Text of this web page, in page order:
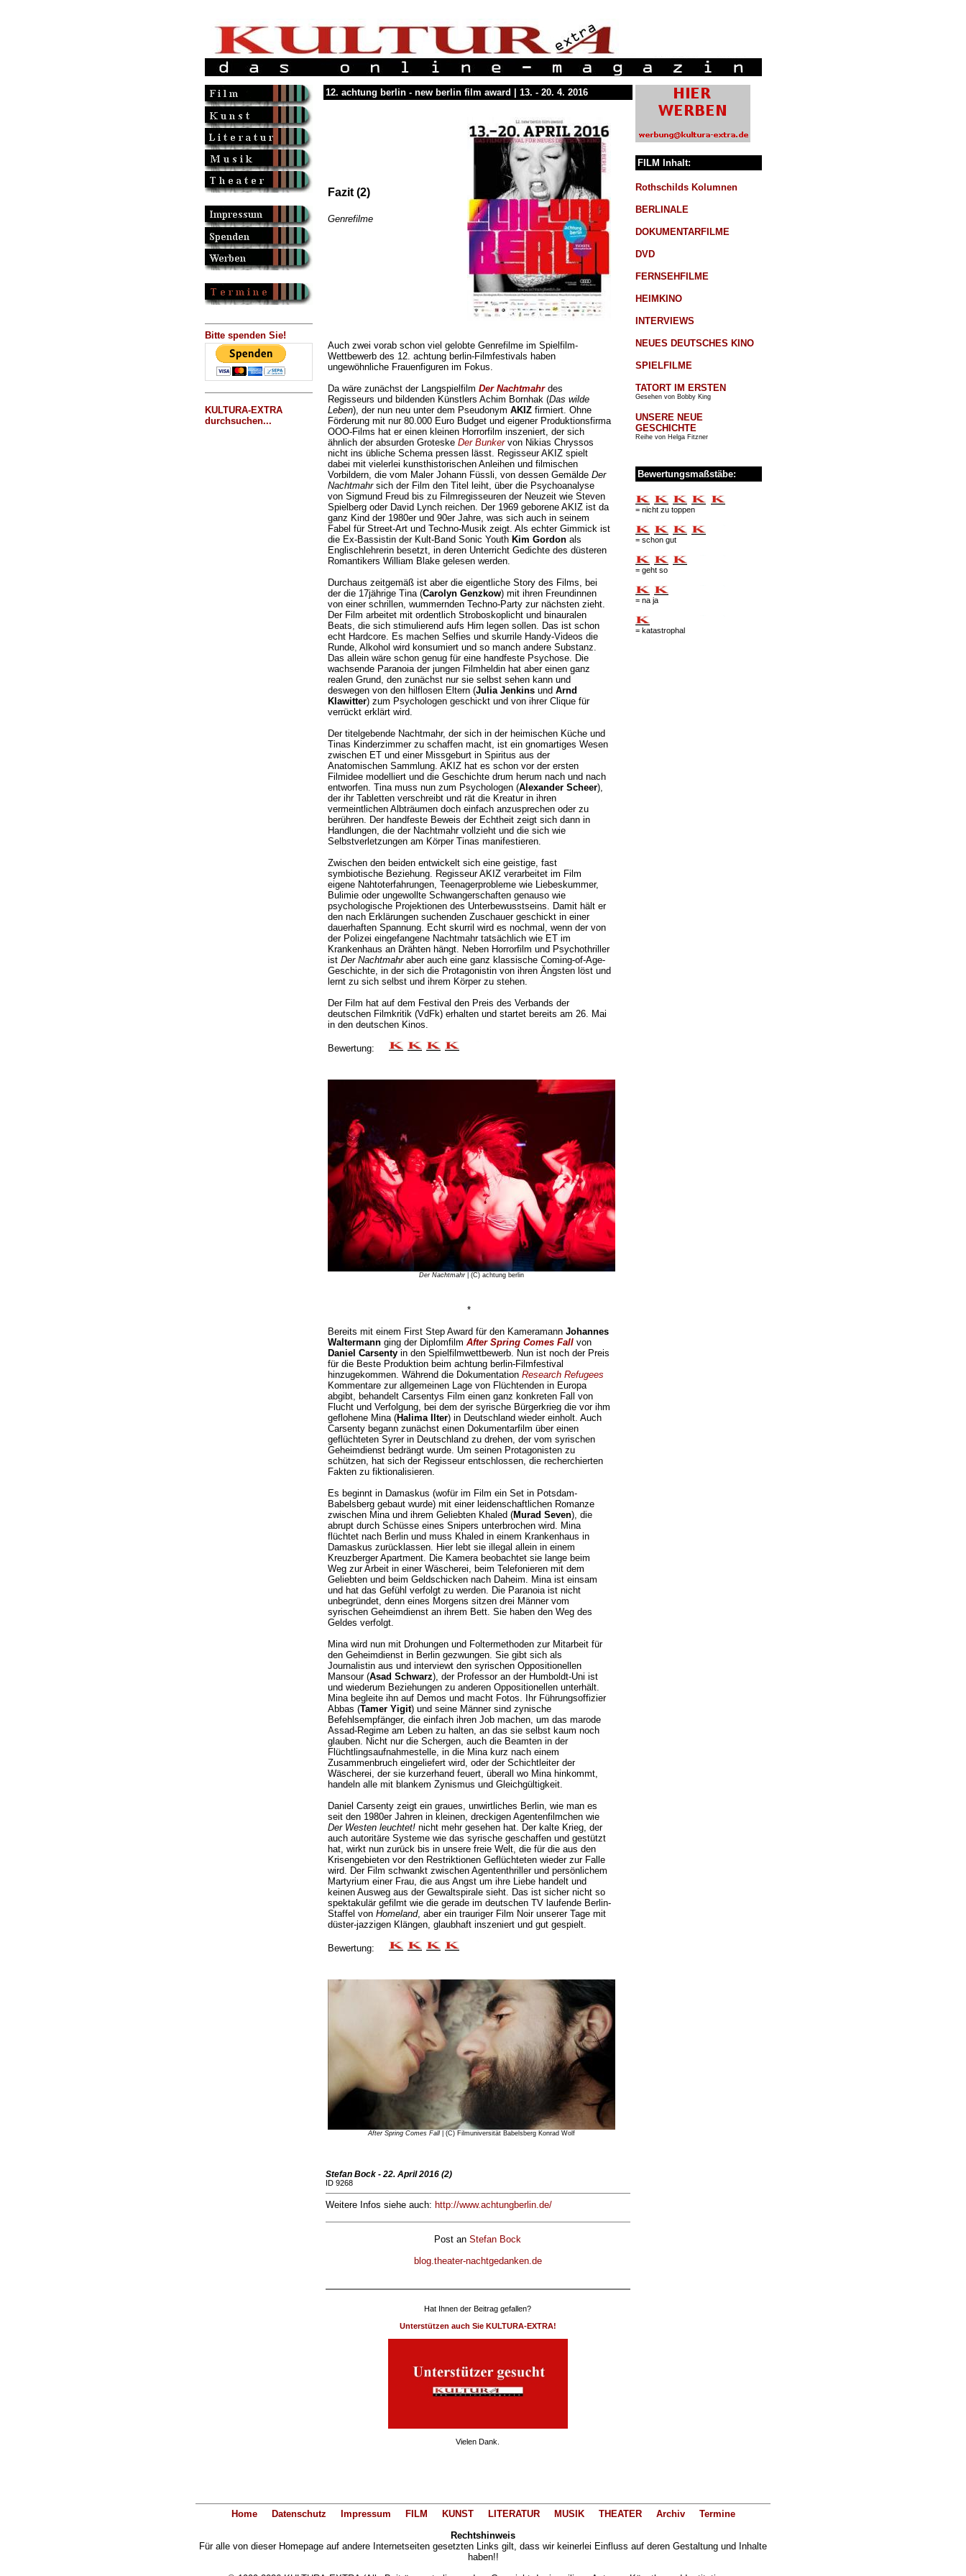
Bitte spenden Sie!
KULTURA-EXTRA
durchsuchen...
12. achtung berlin - new berlin film award | 13. - 20. 4. 2016
Fazit (2)
Genrefilme
Auch zwei vorab schon viel gelobte Genrefilme im Spielfilm-
Wettbewerb des 12. achtung berlin-Filmfestivals haben
ungewöhnliche Frauenfiguren im Fokus.
Da wäre zunächst der Langspielfilm Der Nachtmahrdes
Regisseurs und bildenden Künstlers Achim Bornhak (Das wilde
Leben), der nun neu unter dem Pseudonym AKIZfirmiert. Ohne
Förderung mit nur 80.000 Euro Budget und eigener Produktionsfirma
OOO-Films hat er einen kleinen Horrorfilm inszeniert, der sich
ähnlich der absurden Groteske Der Bunkervon Nikias Chryssos
nicht ins übliche Schema pressen lässt. Regisseur AKIZ spielt
dabei mit vielerlei kunsthistorischen Anleihen und filmischen
Vorbildern, die vom Maler Johann Füssli, von dessen Gemälde Der
Nachtmahrsich der Film den Titel leiht, über die Psychoanalyse
von Sigmund Freud bis zu Filmregisseuren der Neuzeit wie Steven
Spielberg oder David Lynch reichen. Der 1969 geborene AKIZ ist da
ganz Kind der 1980er und 90er Jahre, was sich auch in seinem
Fabel für Street-Art und Techno-Musik zeigt. Als echter Gimmick ist
die Ex-Bassistin der Kult-Band Sonic Youth Kim Gordonals
Englischlehrerin besetzt, in deren Unterricht Gedichte des düsteren
Romantikers William Blake gelesen werden.
Durchaus zeitgemäß ist aber die eigentliche Story des Films, bei
der die 17jährige Tina (Carolyn Genzkow) mit ihren Freundinnen
von einer schrillen, wummernden Techno-Party zur nächsten zieht.
Der Film arbeitet mit ordentlich Stroboskoplicht und binauralen
Beats, die sich stimulierend aufs Hirn legen sollen. Das ist schon
echt Hardcore. Es machen Selfies und skurrile Handy-Videos die
Runde, Alkohol wird konsumiert und so manch andere Substanz.
Das allein wäre schon genug für eine handfeste Psychose. Die
wachsende Paranoia der jungen Filmheldin hat aber einen ganz
realen Grund, den zunächst nur sie selbst sehen kann und
deswegen von den hilflosen Eltern (Julia Jenkinsund Arnd
Klawitter) zum Psychologen geschickt und von ihrer Clique für
verrückt erklärt wird.
Der titelgebende Nachtmahr, der sich in der heimischen Küche und
Tinas Kinderzimmer zu schaffen macht, ist ein gnomartiges Wesen
zwischen ET und einer Missgeburt in Spiritus aus der
Anatomischen Sammlung. AKIZ hat es schon vor der ersten
Filmidee modelliert und die Geschichte drum herum nach und nach
entworfen. Tina muss nun zum Psychologen (Alexander Scheer),
der ihr Tabletten verschreibt und rät die Kreatur in ihren
vermeintlichen Albträumen doch einfach anzusprechen oder zu
berühren. Der handfeste Beweis der Echtheit zeigt sich dann in
Handlungen, die der Nachtmahr vollzieht und die sich wie
Selbstverletzungen am Körper Tinas manifestieren.
Zwischen den beiden entwickelt sich eine geistige, fast
symbiotische Beziehung. Regisseur AKIZ verarbeitet im Film
eigene Nahtoterfahrungen, Teenagerprobleme wie Liebeskummer,
Bulimie oder ungewollte Schwangerschaften genauso wie
psychologische Projektionen des Unterbewusstseins. Damit hält er
den nach Erklärungen suchenden Zuschauer geschickt in einer
dauerhaften Spannung. Echt skurril wird es nochmal, wenn der von
der Polizei eingefangene Nachtmahr tatsächlich wie ET im
Krankenhaus an Drähten hängt. Neben Horrorfilm und Psychothriller
ist Der Nachtmahraber auch eine ganz klassische Coming-of-Age-
Geschichte, in der sich die Protagonistin von ihren Ängsten löst und
lernt zu sich selbst und ihrem Körper zu stehen.
Der Film hat auf dem Festival den Preis des Verbands der
deutschen Filmkritik (VdFk) erhalten und startet bereits am 26. Mai
in den deutschen Kinos.
Bewertung:
Der Nachtmahr| (C) achtung berlin
*
Bereits mit einem First Step Award für den Kameramann Johannes
Waltermannging der Diplomfilm After Spring Comes Fallvon
Daniel Carsentyin den Spielfilmwettbewerb. Nun ist noch der Preis
für die Beste Produktion beim achtung berlin-Filmfestival
hinzugekommen. Während die Dokumentation Research Refugees
Kommentare zur allgemeinen Lage von Flüchtenden in Europa
abgibt, behandelt Carsentys Film einen ganz konkreten Fall von
Flucht und Verfolgung, bei dem der syrische Bürgerkrieg die vor ihm
geflohene Mina (Halima Ilter) in Deutschland wieder einholt. Auch
Carsenty begann zunächst einen Dokumentarfilm über einen
geflüchteten Syrer in Deutschland zu drehen, der vom syrischen
Geheimdienst bedrängt wurde. Um seinen Protagonisten zu
schützen, hat sich der Regisseur entschlossen, die recherchierten
Fakten zu fiktionalisieren.
Es beginnt in Damaskus (wofür im Film ein Set in Potsdam-
Babelsberg gebaut wurde) mit einer leidenschaftlichen Romanze
zwischen Mina und ihrem Geliebten Khaled (Murad Seven), die
abrupt durch Schüsse eines Snipers unterbrochen wird. Mina
flüchtet nach Berlin und muss Khaled in einem Krankenhaus in
Damaskus zurücklassen. Hier lebt sie illegal allein in einem
Kreuzberger Apartment. Die Kamera beobachtet sie lange beim
Weg zur Arbeit in einer Wäscherei, beim Telefonieren mit dem
Geliebten und beim Geldschicken nach Daheim. Mina ist einsam
und hat das Gefühl verfolgt zu werden. Die Paranoia ist nicht
unbegründet, denn eines Morgens sitzen drei Männer vom
syrischen Geheimdienst an ihrem Bett. Sie haben den Weg des
Geldes verfolgt.
Mina wird nun mit Drohungen und Foltermethoden zur Mitarbeit für
den Geheimdienst in Berlin gezwungen. Sie gibt sich als
Journalistin aus und interviewt den syrischen Oppositionellen
Mansour (Asad Schwarz), der Professor an der Humboldt-Uni ist
und wiederum Beziehungen zu anderen Oppositionellen unterhält.
Mina begleite ihn auf Demos und macht Fotos. Ihr Führungsoffizier
Abbas (Tamer Yigit) und seine Männer sind zynische
Befehlsempfänger, die einfach ihren Job machen, um das marode
Assad-Regime am Leben zu halten, an das sie selbst kaum noch
glauben. Nicht nur die Schergen, auch die Beamten in der
Flüchtlingsaufnahmestelle, in die Mina kurz nach einem
Zusammenbruch eingeliefert wird, oder der Schichtleiter der
Wäscherei, der sie kurzerhand feuert, überall wo Mina hinkommt,
handeln alle mit blankem Zynismus und Gleichgültigkeit.
Daniel Carsenty zeigt ein graues, unwirtliches Berlin, wie man es
seit den 1980er Jahren in kleinen, dreckigen Agentenfilmchen wie
Der Westen leuchtet!nicht mehr gesehen hat. Der kalte Krieg, der
auch autoritäre Systeme wie das syrische geschaffen und gestützt
hat, wirkt nun zurück bis in unsere freie Welt, die für die aus den
Krisengebieten vor den Restriktionen Geflüchteten wieder zur Falle
wird. Der Film schwankt zwischen Agententhriller und persönlichem
Martyrium einer Frau, die aus Angst um ihre Liebe handelt und
keinen Ausweg aus der Gewaltspirale sieht. Das ist sicher nicht so
spektakulär gefilmt wie die gerade im deutschen TV laufende Berlin-
Staffel von Homeland, aber ein trauriger Film Noir unserer Tage mit
düster-jazzigen Klängen, glaubhaft inszeniert und gut gespielt.
Bewertung:
After Spring Comes Fall| (C) Filmuniversität Babelsberg Konrad Wolf
Stefan Bock - 22. April 2016 (2)
ID 9268
Weitere Infos siehe auch: http://www.achtungberlin.de/
Post an Stefan Bock
blog.theater-nachtgedanken.de
Hat Ihnen der Beitrag gefallen?
Unterstützen auch Sie KULTURA-EXTRA!
Vielen Dank.
FILM Inhalt:
Rothschilds Kolumnen
BERLINALE
DOKUMENTARFILME
DVD
FERNSEHFILME
HEIMKINO
INTERVIEWS
NEUES DEUTSCHES KINO
SPIELFILME
TATORT IM ERSTEN
Gesehen von Bobby King
UNSERE NEUE
GESCHICHTE
Reihe von Helga Fitzner
Bewertungsmaßstäbe:
= nicht zu toppen
= schon gut
= geht so
= na ja
= katastrophal
Home Datenschutz Impressum FILM KUNST LITERATUR MUSIK THEATER Archiv
Termine
Rechtshinweis
Für alle von dieser Homepage auf andere Internetseiten gesetzten Links gilt, dass wir keinerlei Einfluss auf deren Gestaltung und Inhalte
haben!!